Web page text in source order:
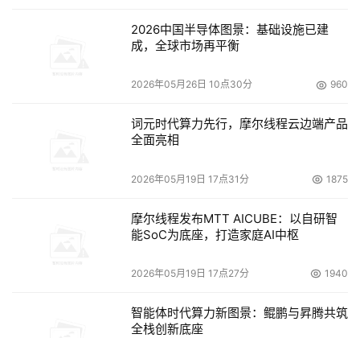
2026中国半导体图景：基础设施已建
成，全球市场再平衡
2026年05月26日 10点30分 960
词元时代算力先行，摩尔线程云边端产品
全面亮相
2026年05月19日 17点31分 1875
摩尔线程发布MTT AICUBE：以自研智
能SoC为底座，打造家庭AI中枢
2026年05月19日 17点27分 1940
智能体时代算力新图景：鲲鹏与昇腾共筑
全栈创新底座